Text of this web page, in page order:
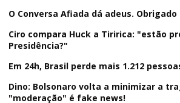
O Conversa Afiada dá adeus.
Ciro compara Huck a Tiririca: "estão
Presidência?"
Em 24h, Brasil perde mais 1.212
Dino: Bolsonaro volta a minimizar a
"moderação" é fake news!